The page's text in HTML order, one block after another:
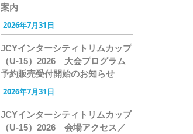
案内
2026年7月31日
JCYインターシティトリムカップ
（U-15）2026 大会プログラム
予約販売受付開始のお知らせ
2026年7月31日
JCYインターシティトリムカップ
（U-15）2026 会場アクセス／